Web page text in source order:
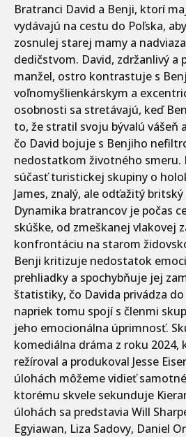
Bratranci David a Benji, ktorí
vydávajú na cestu do Poľska,
zosnulej starej mamy a
dedičstvom. David, zdržanlivý a
manžel, ostro kontrastuje s
voľnomyšlienkárskym a
osobnosti sa stretávajú, keď
to, že stratil svoju bývalú vášeň
čo David bojuje s Benjiho
nedostatkom životného smeru.
súčasť turistickej skupiny o
James, znalý, ale odťažitý
Dynamika bratrancov je počas
skúške, od zmeškanej vlakovej
konfrontáciu na starom
Benji kritizuje nedostatok
prehliadky a spochybňuje jej
štatistiky, čo Davida privádza
napriek tomu spojí s členmi
jeho emocionálna úprimnosť.
komediálna dráma z roku 2024,
režíroval a produkoval Jesse
úlohách môžeme vidieť
ktorému skvele sekunduje
úlohách sa predstavia Will
Egyiawan, Liza Sadovy, Daniel